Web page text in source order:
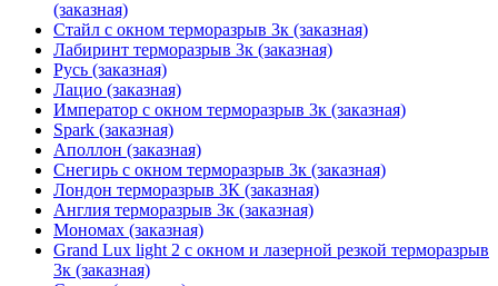
(заказная)
Стайл с окном терморазрыв 3к (заказная)
Лабиринт терморазрыв 3к (заказная)
Русь (заказная)
Лацио (заказная)
Император с окном терморазрыв 3к (заказная)
Spark (заказная)
Аполлон (заказная)
Снегирь с окном терморазрыв 3к (заказная)
Лондон терморазрыв 3К (заказная)
Англия терморазрыв 3к (заказная)
Мономах (заказная)
Grand Lux light 2 с окном и лазерной резкой терморазрыв
3к (заказная)